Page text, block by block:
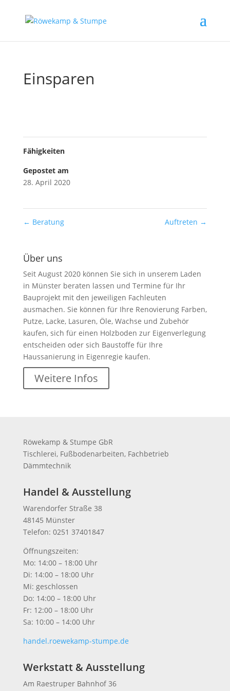
Einsparen
Fähigkeiten
Gepostet am
28. April 2020
← Beratung Auftreten →
Über uns
Seit August 2020 können Sie sich in unserem Laden
in Münster beraten lassen und Termine für Ihr
Bauprojekt mit den jeweiligen Fachleuten
ausmachen. Sie können für Ihre Renovierung Farben,
Putze, Lacke, Lasuren, Öle, Wachse und Zubehör
kaufen, sich für einen Holzboden zur Eigenverlegung
entscheiden oder sich Baustoffe für Ihre
Haussanierung in Eigenregie kaufen.
Weitere Infos
Röwekamp & Stumpe GbR
Tischlerei, Fußbodenarbeiten, Fachbetrieb
Dämmtechnik
Handel & Ausstellung
Warendorfer Straße 38
48145 Münster
Telefon: 0251 37401847
Öffnungszeiten:
Mo: 14:00 – 18:00 Uhr
Di: 14:00 – 18:00 Uhr
Mi: geschlossen
Do: 14:00 – 18:00 Uhr
Fr: 12:00 – 18:00 Uhr
Sa: 10:00 – 14:00 Uhr
handel.roewekamp-stumpe.de
Werkstatt & Ausstellung
Am Raestruper Bahnhof 36